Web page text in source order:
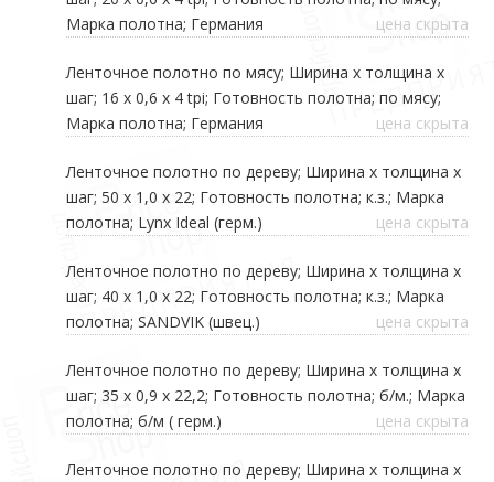
Марка полотна; Германия
цена скрыта
Ленточное полотно по мясу; Ширина х толщина х
шаг; 16 х 0,6 х 4 tpi; Готовность полотна; по мясу;
Марка полотна; Германия
цена скрыта
Ленточное полотно по дереву; Ширина х толщина х
шаг; 50 х 1,0 х 22; Готовность полотна; к.з.; Марка
полотна; Lynx Ideal (герм.)
цена скрыта
Ленточное полотно по дереву; Ширина х толщина х
шаг; 40 х 1,0 х 22; Готовность полотна; к.з.; Марка
полотна; SANDVIK (швец.)
цена скрыта
Ленточное полотно по дереву; Ширина х толщина х
шаг; 35 х 0,9 х 22,2; Готовность полотна; б/м.; Марка
полотна; б/м ( герм.)
цена скрыта
Ленточное полотно по дереву; Ширина х толщина х